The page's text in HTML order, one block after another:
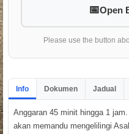
Open
Please use the button
Info Dokumen Jadual
Anggaran 45 minit hingga 1
akan memandu mengelilingi